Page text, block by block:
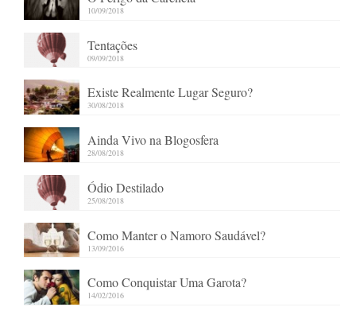
10/09/2018
Tentações
09/09/2018
Existe Realmente Lugar Seguro?
30/08/2018
Ainda Vivo na Blogosfera
28/08/2018
Ódio Destilado
25/08/2018
Como Manter o Namoro Saudável?
13/09/2016
Como Conquistar Uma Garota?
14/02/2016